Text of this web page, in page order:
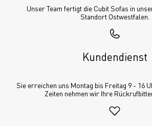
Unser Team fertigt die Cubit Sofas in
Standort Ostwestfalen.
Kundendienst
Sie erreichen uns Montag bis Freitag 9 - 16
Zeiten nehmen wir Ihre